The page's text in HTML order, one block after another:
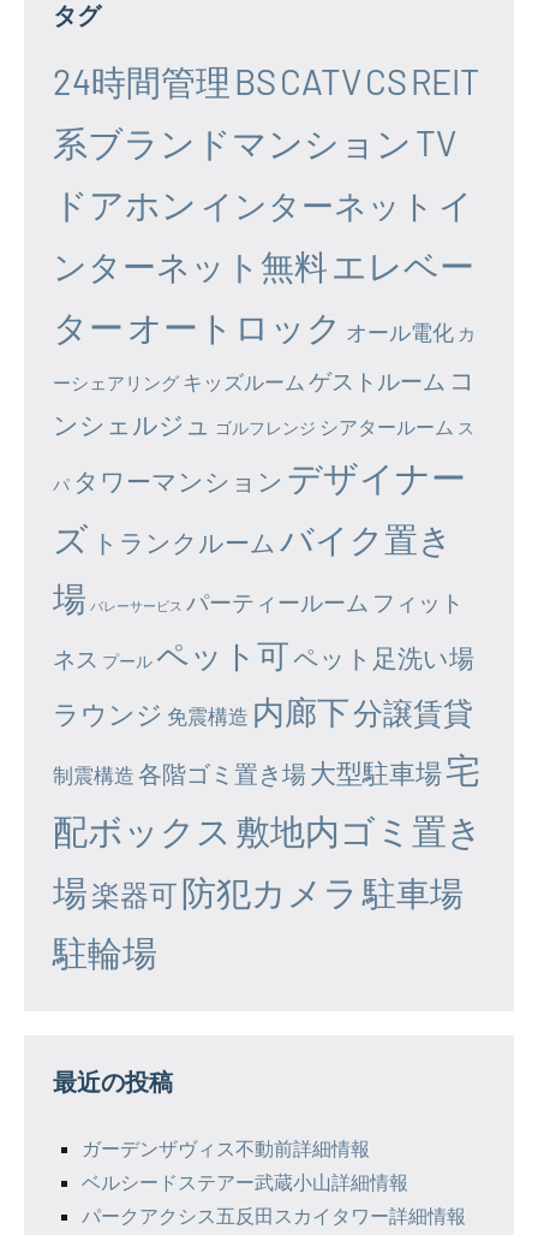
タグ
24時間管理 BSCATVCSREIT
系ブランドマンション TV
ドアホン インターネット イ
ンターネット無料エレベー
ター オートロック オール電化 カ
ーシェアリング キッズルーム ゲストルーム コ
ンシェルジュ
ゴルフレンジ シアタールーム ス
パ タワーマンション デザイナー
ズ トランクルーム バイク置き
場 バレーサービス パーティールーム フィット
ネス プール ペット可ペット足洗い場
ラウンジ 免震構造 内廊下分譲賃貸
制震構造 各階ゴミ置き場大型駐車場宅
配ボックス 敷地内ゴミ置き
場楽器可防犯カメラ 駐車場
駐輪場
最近の投稿
ガーデンザヴィス不動前詳細情報
ベルシードステアー武蔵小山詳細情報
パークアクシス五反田スカイタワー詳細情報